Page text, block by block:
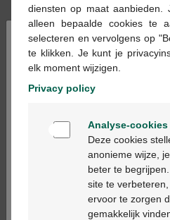
Bestellen
alleen in apotheken en
medisch voorschrift
Productbeschrijving
Ga verder in
Continuez
diensten op maat aanbieden.
alleen bepaalde cookies te
selecteren en vervolgens op
te klikken. Je kunt je
elk moment wijzigen.
Privacy policy
Analyse-cookies
Deze cookies
anonieme wijze,
beter te
site te
ervoor te zorgen
gemakkelijk